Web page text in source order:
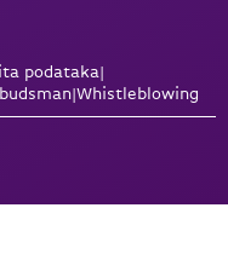
podataka|
|Whistleblowing